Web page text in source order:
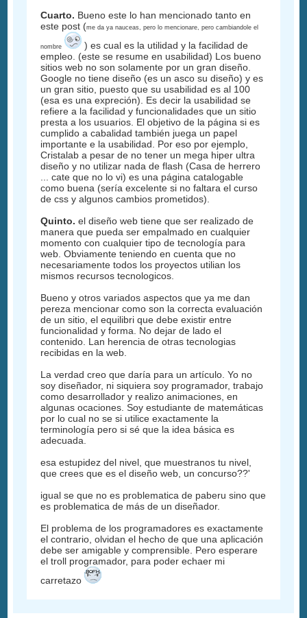
Cuarto. Bueno este lo han mencionado tanto en
este post (me da ya nauceas, pero lo mencionare, pero cambiandole el
nombre
) es cual es la utilidad y la facilidad de
empleo. (este se resume en usabilidad) Los bueno
sitios web no son solamente por un gran diseño.
Google no tiene diseño (es un asco su diseño) y es
un gran sitio, puesto que su usabilidad es al 100
(esa es una expreción). Es decir la usabilidad se
refiere a la facilidad y funcionalidades que un sitio
presta a los usuarios. El objetivo de la página si es
cumplido a cabalidad también juega un papel
importante e la usabilidad. Por eso por ejemplo,
Cristalab a pesar de no tener un mega hiper ultra
diseño y no utilizar nada de flash (Casa de herrero
... cate que no lo vi) es una página catalogable
como buena (sería excelente si no faltara el curso
de css y algunos cambios prometidos).
Quinto. el diseño web tiene que ser realizado de
manera que pueda ser empalmado en cualquier
momento con cualquier tipo de tecnología para
web. Obviamente teniendo en cuenta que no
necesariamente todos los proyectos utilian los
mismos recursos tecnologicos.
Bueno y otros variados aspectos que ya me dan
pereza mencionar como son la correcta evaluación
de un sitio, el equilibri que debe existir entre
funcionalidad y forma. No dejar de lado el
contenido. Lan herencia de otras tecnologias
recibidas en la web.
La verdad creo que daría para un artículo. Yo no
soy diseñador, ni siquiera soy programador, trabajo
como desarrollador y realizo animaciones, en
algunas ocaciones. Soy estudiante de matemáticas
por lo cual no se si utilice exactamente la
terminología pero si sé que la idea básica es
adecuada.
esa estupidez del nivel, que muestranos tu nivel,
que crees que es el diseño web, un concurso??'
igual se que no es problematica de paberu sino que
es problematica de más de un diseñador.
El problema de los programadores es exactamente
el contrario, olvidan el hecho de que una aplicación
debe ser amigable y comprensible. Pero esperare
el troll programador, para poder echaer mi
carretazo